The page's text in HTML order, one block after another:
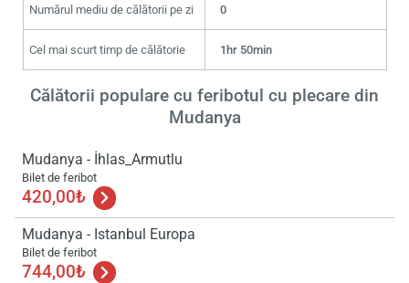
Numărul mediu de călătorii pe zi 0
Cel mai scurt timp de călătorie 1hr 50min
Călătorii populare cu feribotul cu plecare din
Mudanya
Mudanya - İhlas_Armutlu
Bilet de feribot
420,00₺
Mudanya - Istanbul Europa
Bilet de feribot
744,00₺